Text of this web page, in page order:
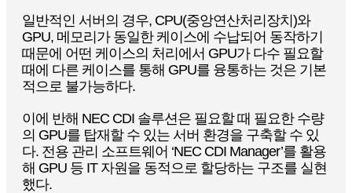
일반적인 서버의 경우, CPU(중앙연산처리장치)와
GPU, 메모리가 동일한 케이스에 수납되어 동작하기
때문에 어떤 케이스의 처리에서 GPU가 다수 필요할
때에 다른 케이스를 통해 GPU를 융통하는 것은 기본
적으로 불가능하다.
이에 반해 NEC CDI 솔루션은 필요할 때 필요한 수량
의 GPU를 탑재할 수 있는 서버 환경을 구축할 수 있
다. 전용 관리 소프트웨어 ‘NEC CDI Manager’를 활용
해 GPU 등 IT 자원을 동적으로 할당하는 구조를 실현
했다.